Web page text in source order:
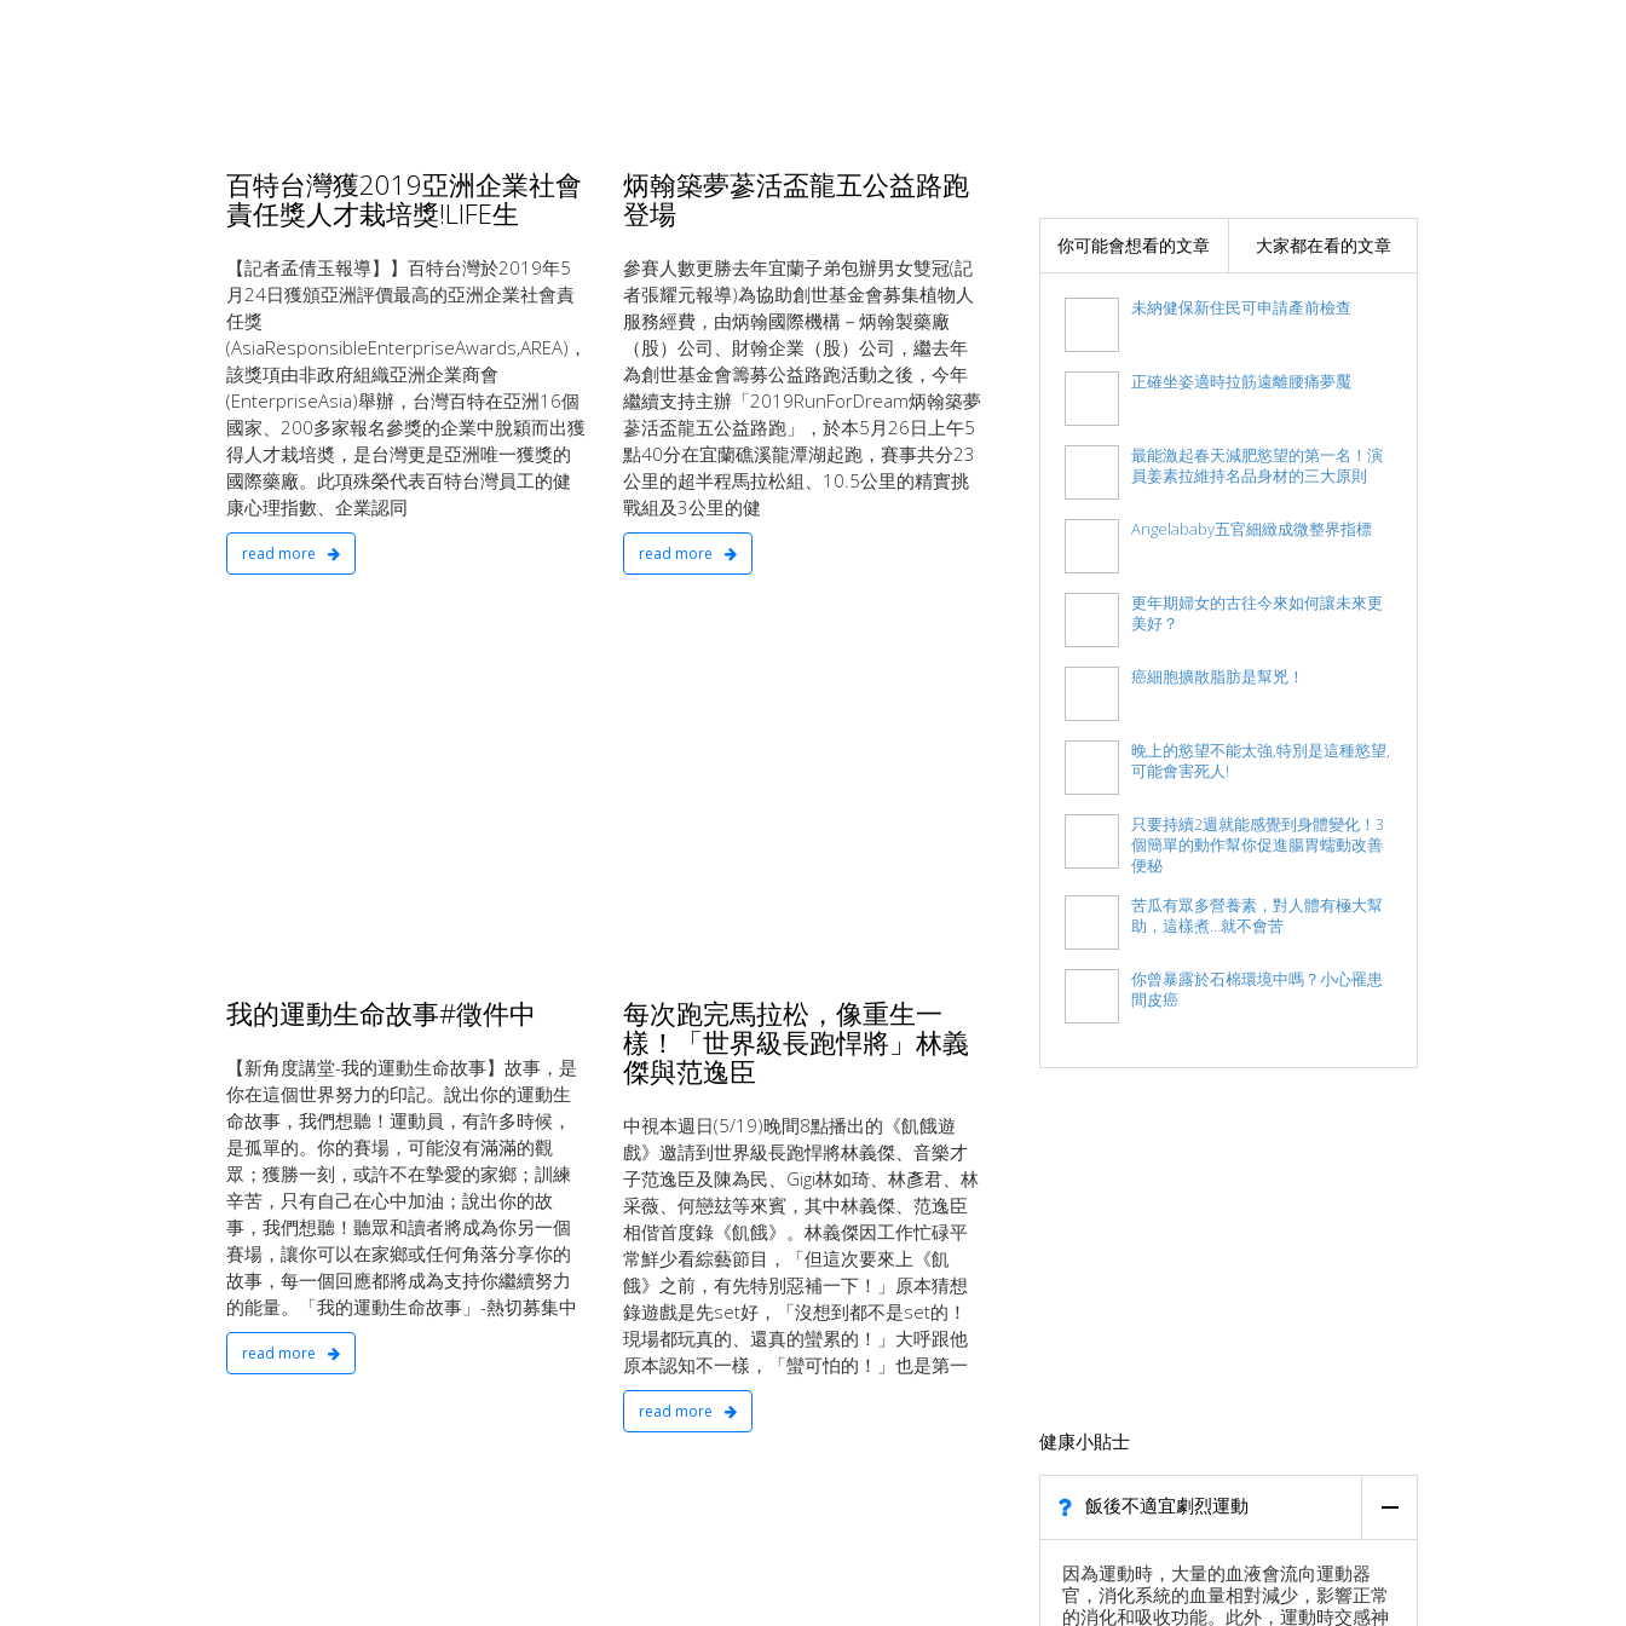
百特台灣獲2019亞洲企業社會
責任獎人才栽培獎!LIFE生
【記者孟倩玉報導】】百特台灣於2019年5
月24日獲頒亞洲評價最高的亞洲企業社會責
任獎
(AsiaResponsibleEnterpriseAwards,AREA)，
該獎項由非政府組織亞洲企業商會
(EnterpriseAsia)舉辦，台灣百特在亞洲16個
國家、200多家報名參獎的企業中脫穎而出獲
得人才栽培奬，是台灣更是亞洲唯一獲獎的
國際藥廠。此項殊榮代表百特台灣員工的健
康心理指數、企業認同
read more
炳翰築夢蔘活盃龍五公益路跑
登場
參賽人數更勝去年宜蘭子弟包辦男女雙冠(記
者張耀元報導)為協助創世基金會募集植物人
服務經費，由炳翰國際機構－炳翰製藥廠
（股）公司、財翰企業（股）公司，繼去年
為創世基金會籌募公益路跑活動之後，今年
繼續支持主辦「2019RunForDream炳翰築夢
蔘活盃龍五公益路跑」，於本5月26日上午5
點40分在宜蘭礁溪龍潭湖起跑，賽事共分23
公里的超半程馬拉松組、10.5公里的精實挑
戰組及3公里的健
read more
我的運動生命故事#徵件中
【新角度講堂-我的運動生命故事】故事，是
你在這個世界努力的印記。說出你的運動生
命故事，我們想聽！運動員，有許多時候，
是孤單的。你的賽場，可能沒有滿滿的觀
眾；獲勝一刻，或許不在摯愛的家鄉；訓練
辛苦，只有自己在心中加油；說出你的故
事，我們想聽！聽眾和讀者將成為你另一個
賽場，讓你可以在家鄉或任何角落分享你的
故事，每一個回應都將成為支持你繼續努力
的能量。「我的運動生命故事」-熱切募集中
read more
每次跑完馬拉松，像重生一
樣！「世界級長跑悍將」林義
傑與范逸臣
中視本週日(5/19)晚間8點播出的《飢餓遊
戲》邀請到世界級長跑悍將林義傑、音樂才
子范逸臣及陳為民、Gigi林如琦、林彥君、林
采薇、何戀玆等來賓，其中林義傑、范逸臣
相偕首度錄《飢餓》。林義傑因工作忙碌平
常鮮少看綜藝節目，「但這次要來上《飢
餓》之前，有先特別惡補一下！」原本猜想
錄遊戲是先set好，「沒想到都不是set的！
現場都玩真的、還真的蠻累的！」大呼跟他
原本認知不一樣，「蠻可怕的！」也是第一
read more
你可能會想看的文章 大家都在看的文章
未納健保新住民可申請產前檢查
正確坐姿適時拉筋遠離腰痛夢魘
最能激起春天減肥慾望的第一名！演
員姜素拉維持名品身材的三大原則
Angelababy五官細緻成微整界指標
更年期婦女的古往今來如何讓未來更
美好？
癌細胞擴散脂肪是幫兇！
晚上的慾望不能太強,特別是這種慾望,
可能會害死人!
只要持續2週就能感覺到身體變化！3
個簡單的動作幫你促進腸胃蠕動改善
便秘
苦瓜有眾多營養素，對人體有極大幫
助，這樣煮…就不會苦
你曾暴露於石棉環境中嗎？小心罹患
間皮癌
健康小貼士
飯後不適宜劇烈運動
因為運動時，大量的血液會流向運動器
官，消化系統的血量相對減少，影響正常
的消化和吸收功能。此外，運動時交感神